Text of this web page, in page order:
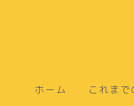
ホーム これまで